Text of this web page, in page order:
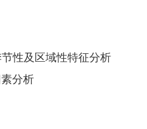
性及区域性特征分析
分析